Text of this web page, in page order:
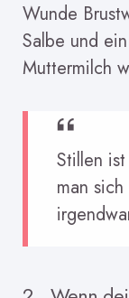
Wunde
Salbe und
Muttermilch
Stillen
man